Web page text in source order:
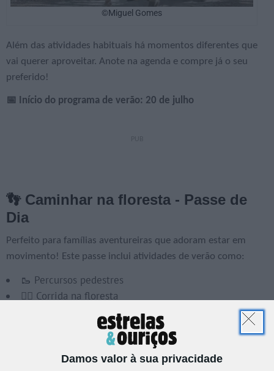
Damos valor à sua privacidade
©Miguel Gomes
Além das atividades habituais há momentos diferentes que
vai querer aproveitar. Anote na agenda e compre já o seu
preferido!
📅 Início do programa de verão: 20 de julho
👣 Caminhar na floresta - Passe de
Dia
Perfeito para famílias aventureiras que adoram estar em
movimento! Este passe inclui atividades de verão como:
🥾 Percursos pedestres
🏃‍♀️ Corrida na floresta
🚴‍♀️ Passeio de BTT (com bicicleta própria)
🦉 “O voo das aves de rapina” às 10.30h, 16.30h e 18h
🐝 “As abelhas e a floresta” às 12.30h, 14h e 15.15h